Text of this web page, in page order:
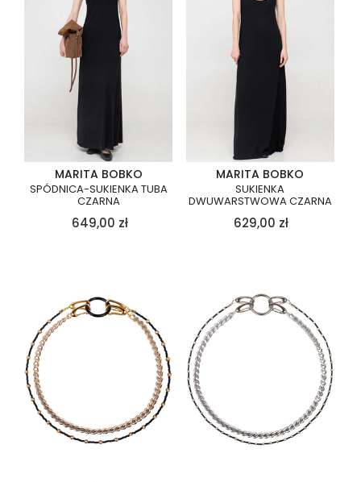
MARITA BOBKO
SPÓDNICA-SUKIENKA TUBA
CZARNA
649,00 zł
MARITA BOBKO
SUKIENKA
DWUWARSTWOWA CZARNA
629,00 zł